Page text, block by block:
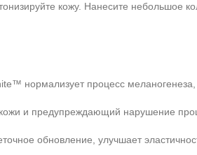
кожу. Нанесите небольшое
нормализует процесс
и предупреждающий нарушение
обновление, улучшает